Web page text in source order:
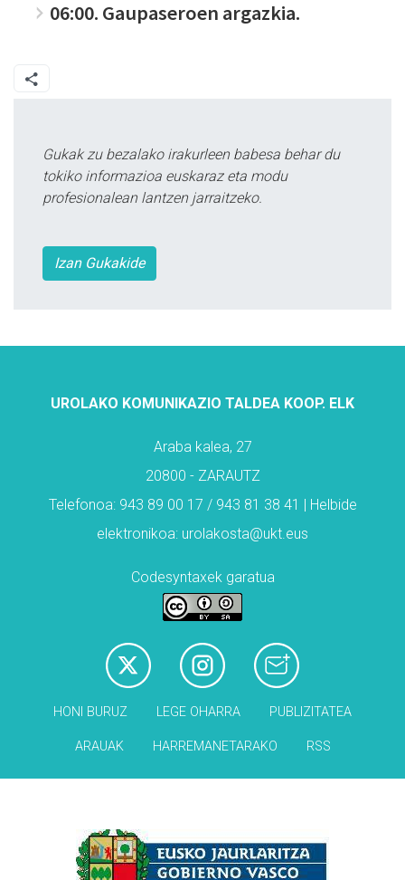
06:00. Gaupaseroen argazkia.
Gukak zu bezalako irakurleen babesa behar du
tokiko informazioa euskaraz eta modu
profesionalean lantzen jarraitzeko.
Izan Gukakide
UROLAKO KOMUNIKAZIO TALDEA KOOP. ELK
Araba kalea, 27
20800 - ZARAUTZ
Telefonoa: 943 89 00 17 / 943 81 38 41 | Helbide
elektronikoa: urolakosta@ukt.eus
Codesyntaxek garatua
HONI BURUZ LEGE OHARRA PUBLIZITATEA
ARAUAK HARREMANETARAKO RSS